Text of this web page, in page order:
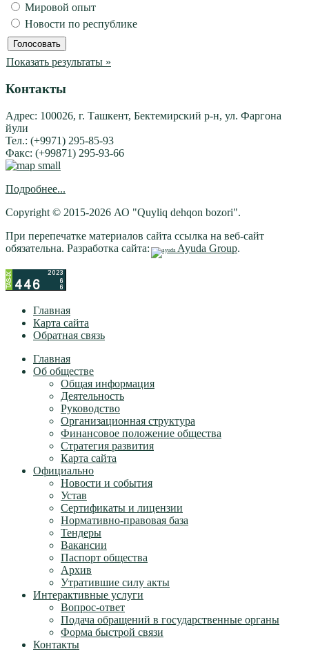
Мировой опыт
Новости по республике
Показать результаты »
Контакты
Адрес: 100026, г. Ташкент, Бектемирский р-н, ул. Фаргона
йули
Тел.: (+9971) 295-85-93
Факс: (+99871) 295-93-66
Подробнее...
Copyright © 2015-2026 АО "Quyliq dehqon bozori".
При перепечатке материалов сайта ссылка на веб-сайт
обязательна. Разработка сайта:
Ayuda Group.
Главная
Карта сайта
Обратная связь
Главная
Об обществе
Общая информация
Деятельность
Руководство
Организационная структура
Финансовое положение общества
Стратегия развития
Карта сайта
Официально
Новости и события
Устав
Сертификаты и лицензии
Нормативно-правовая база
Тендеры
Вакансии
Паспорт общества
Архив
Утратившие силу акты
Интерактивные услуги
Вопрос-ответ
Подача обращений в государственные органы
Форма быстрой связи
Контакты